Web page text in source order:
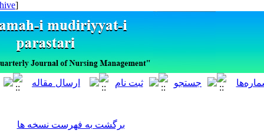
[ English ]
برگشت به فهرست نسخه ها